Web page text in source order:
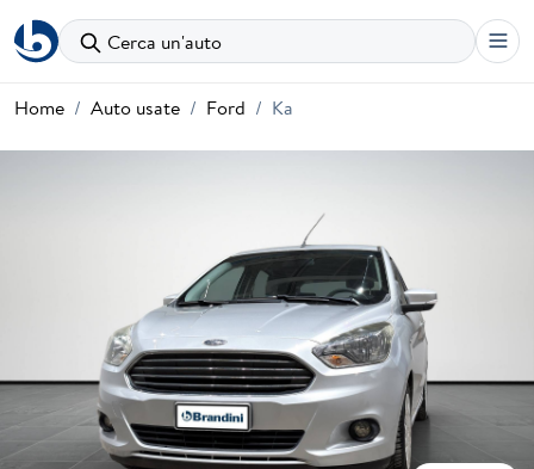
Cerca un'auto
Home Auto usate Ford Ka